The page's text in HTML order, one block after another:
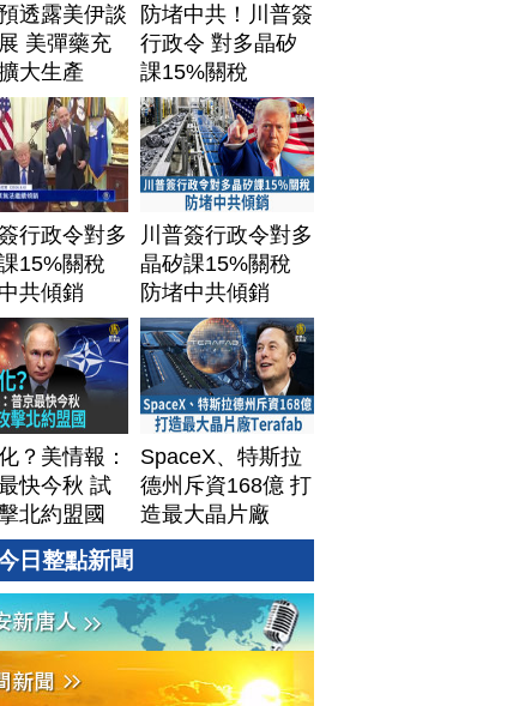
透露美伊談
美彈藥充
大生產
防堵中共！川普簽
行政令 對多晶矽
課15%關稅
行政令對多
15%關稅
共傾銷
川普簽行政令對多
晶矽課15%關稅
防堵中共傾銷
？美情報：
快今秋 試
北約盟國
SpaceX、特斯拉
德州斥資168億 打
造最大晶片廠
Terafab
日整點新聞